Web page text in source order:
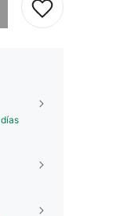
días